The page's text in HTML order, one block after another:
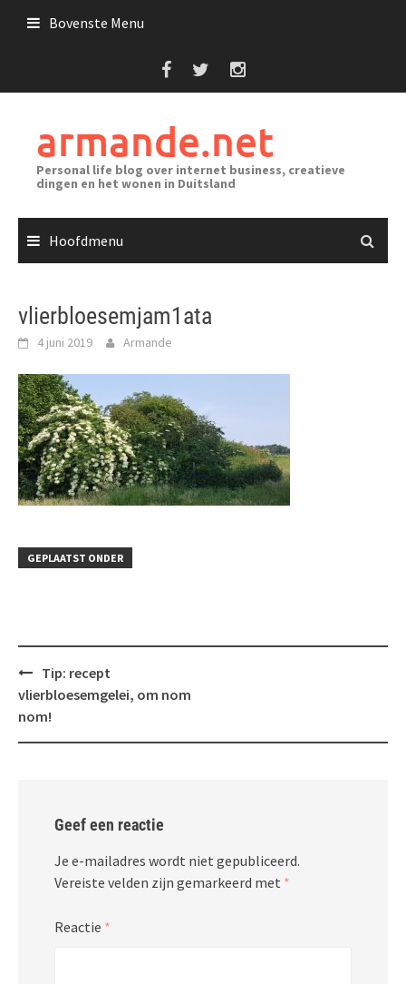
Bovenste Menu
armande.net
Personal life blog over internet business, creatieve
dingen en het wonen in Duitsland
Hoofdmenu
vlierbloesemjam1ata
4 juni 2019 Armande
GEPLAATST ONDER
Bericht
navigatie
Tip: recept
vlierbloesemgelei, om nom
nom!
Geef een reactie
Je e-mailadres wordt niet gepubliceerd.
Vereiste velden zijn gemarkeerd met *
Reactie *